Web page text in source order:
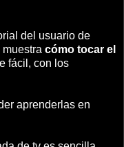
del usuario de
cómo tocar el
fácil, con los
aprenderlas en